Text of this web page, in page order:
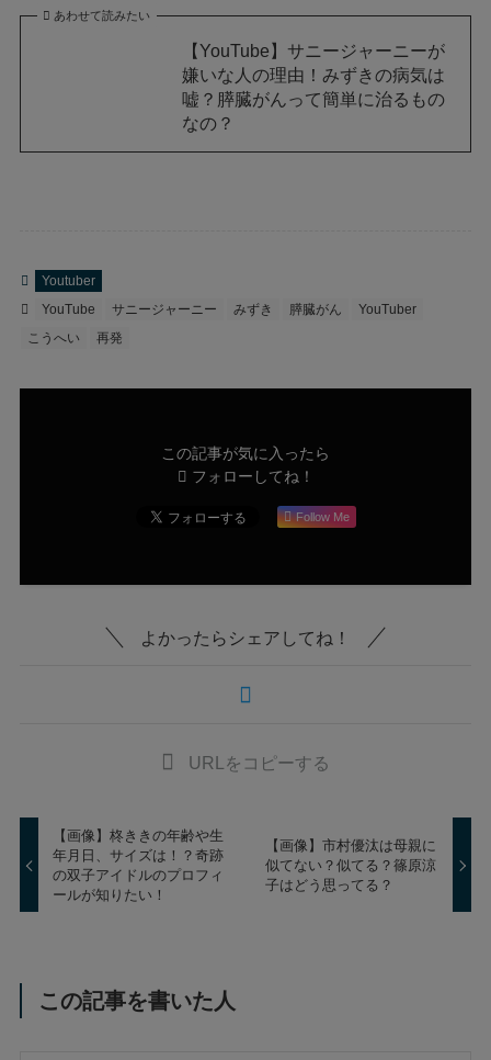
あわせて読みたい
【YouTube】サニージャーニーが
嫌いな人の理由！みずきの病気は
嘘？膵臓がんって簡単に治るもの
なの？
Youtuber
YouTube
サニージャーニー みずき 膵臓がん
YouTuber
こうへい
再発
この記事が気に入ったら
フォローしてね！
Follow Me
よかったらシェアしてね！
URLをコピーする
【画像】柊ききの年齢や生
年月日、サイズは！？奇跡
の双子アイドルのプロフィ
ールが知りたい！
【画像】市村優汰は母親に
似てない？似てる？篠原涼
子はどう思ってる？
この記事を書いた人